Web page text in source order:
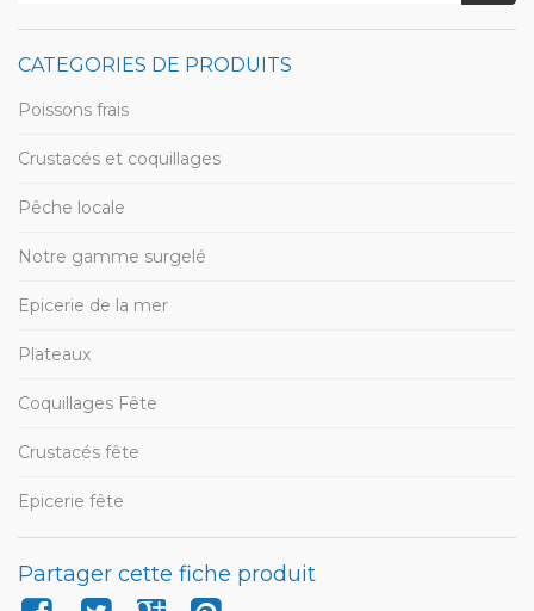
CATEGORIES DE PRODUITS
Poissons frais
Crustacés et coquillages
Pêche locale
Notre gamme surgelé
Epicerie de la mer
Plateaux
Coquillages Fête
Crustacés fête
Epicerie fête
Partager cette fiche produit